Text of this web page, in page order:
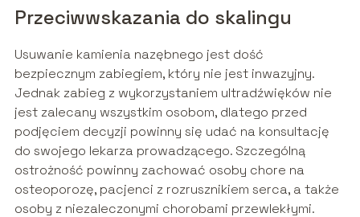
Przeciwwskazania do skalingu
Usuwanie kamienia nazębnego jest dość
bezpiecznym zabiegiem, który nie jest inwazyjny.
Jednak zabieg z wykorzystaniem ultradźwięków nie
jest zalecany wszystkim osobom, dlatego przed
podjęciem decyzji powinny się udać na konsultację
do swojego lekarza prowadzącego. Szczególną
ostrożność powinny zachować osoby chore na
osteoporozę, pacjenci z rozrusznikiem serca, a także
osoby z niezaleczonymi chorobami przewlekłymi.